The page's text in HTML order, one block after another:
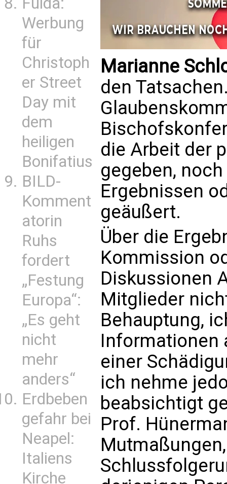
Werbung
für
Christoph
er Street
Day mit
dem
heiligen
Bonifatius
BILD-
Komment
atorin
Ruhs
fordert
„Festung
Europa“:
„Es geht
nicht
mehr
anders“
Erdbeben
gefahr bei
Neapel:
Italiens
Kirche
Marianne
den
die Arbeit der
gegeben,
Ergebnissen
geäußert.
Über die
Kommission
Diskussionen
Mitglieder
Behauptung,
Informationen
einer
ich nehme
beabsichtigt
Prof.